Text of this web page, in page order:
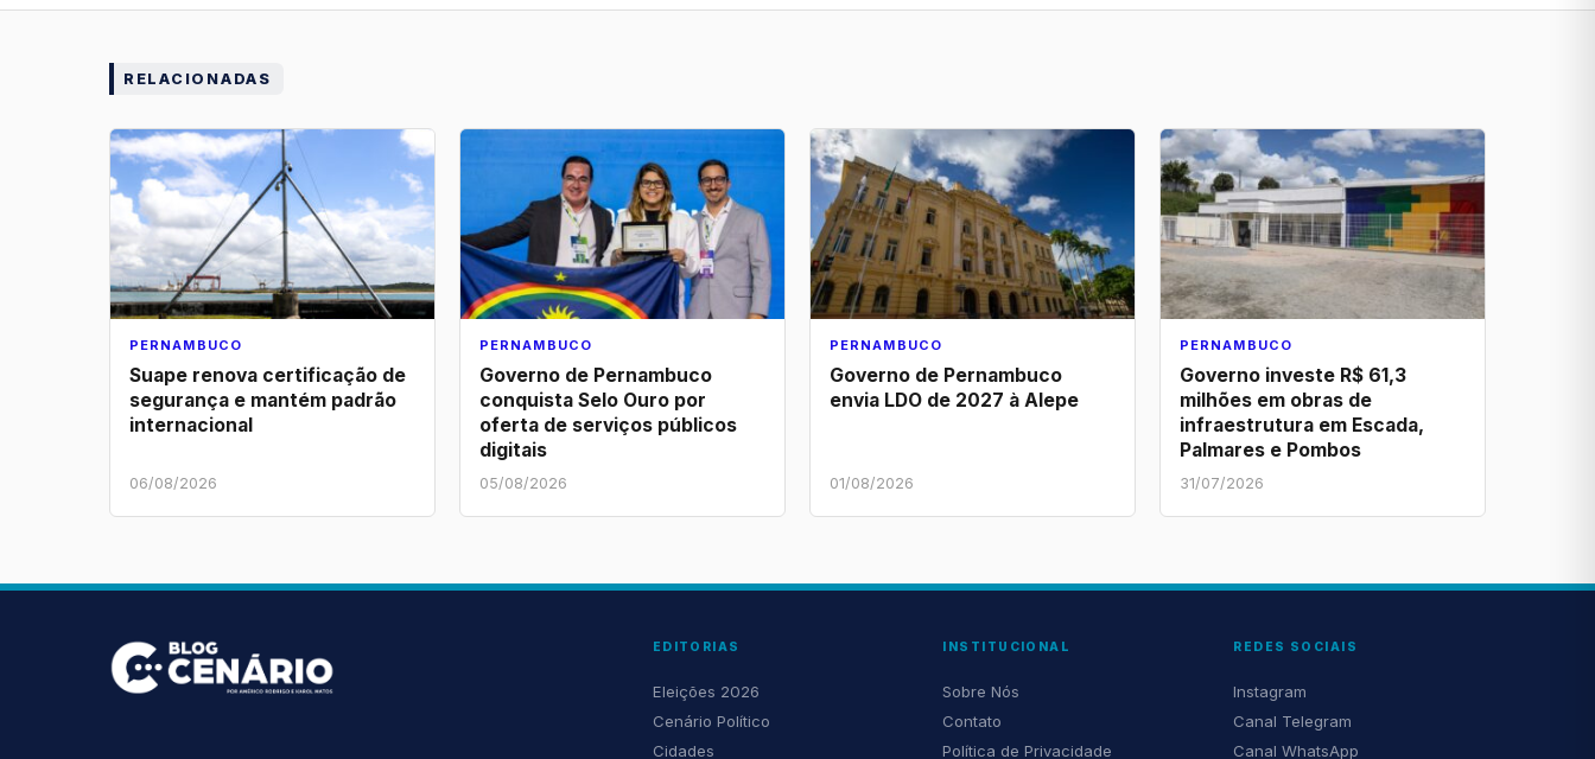
RELACIONADAS
PERNAMBUCO
Suape renova certificação de
segurança e mantém padrão
internacional
06/08/2026
PERNAMBUCO
Governo de Pernambuco
conquista Selo Ouro por
oferta de serviços públicos
digitais
05/08/2026
PERNAMBUCO
Governo de Pernambuco
envia LDO de 2027 à Alepe
01/08/2026
PERNAMBUCO
Governo investe R$ 61,3
milhões em obras de
infraestrutura em Escada,
Palmares e Pombos
31/07/2026
EDITORIAS
Eleições 2026
Cenário Político
Cidades
INSTITUCIONAL
Sobre Nós
Contato
Política de Privacidade
REDES SOCIAIS
Instagram
Canal Telegram
Canal WhatsApp